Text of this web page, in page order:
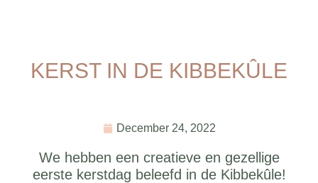
KERST IN DE KIBBEKÛLE
December 24, 2022
We hebben een creatieve en gezellige
eerste kerstdag beleefd in de Kibbekûle!